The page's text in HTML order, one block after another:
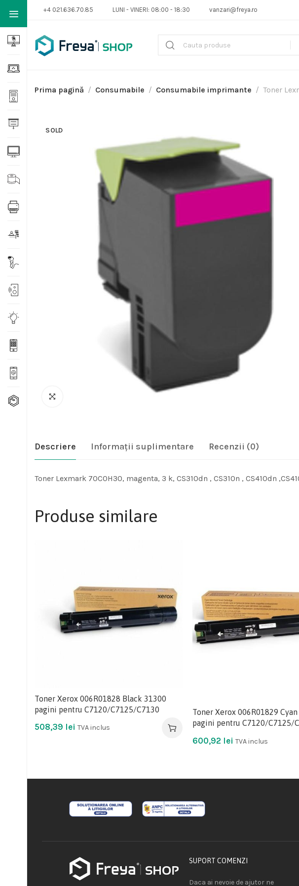
+4 021.636.70.85 LUNI - VINERI: 08:00 - 18:30 vanzari@freya.ro
Prima pagină Consumabile Consumabile imprimante Toner
SOLD
Descriere Informații suplimentare Recenzii (0)
Toner Lexmark 70C0H30, magenta, 3 k, CS310dn , CS310n , CS410dn
Produse similare
Toner Xerox 006R01828 Black 31300
pagini pentru C7120/C7125/C7130
508,39 lei TVA inclus
Toner Xerox 006R01829
pagini pentru C7120/C7125/
600,92 lei TVA inclus
SUPORT COMENZI
Daca ai nevoie de ajutor ne